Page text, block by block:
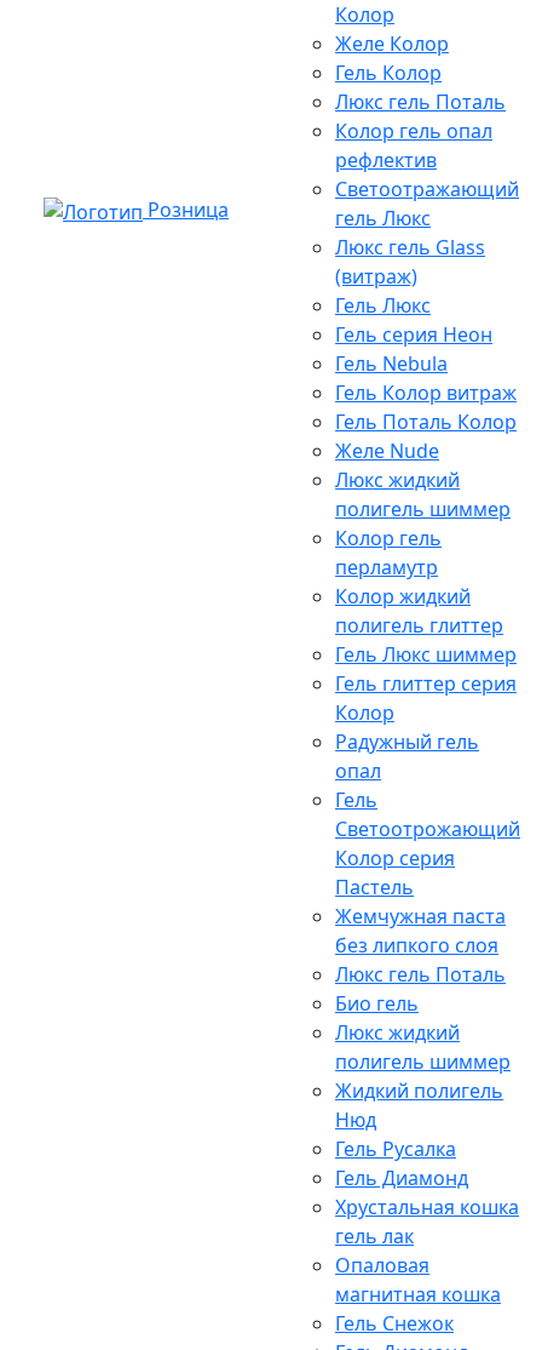
Розница
Колор
Желе Колор
Гель Колор
Люкс гель Поталь
Колор гель опал
рефлектив
Светоотражающий
гель Люкс
Люкс гель Glass
(витраж)
Гель Люкс
Гель серия Неон
Гель Nebula
Гель Колор витраж
Гель Поталь Колор
Желе Nude
Люкс жидкий
полигель шиммер
Колор гель
перламутр
Колор жидкий
полигель глиттер
Гель Люкс шиммер
Гель глиттер серия
Колор
Радужный гель
опал
Гель
Светоотрожающий
Колор серия
Пастель
Жемчужная паста
без липкого слоя
Люкс гель Поталь
Био гель
Люкс жидкий
полигель шиммер
Жидкий полигель
Нюд
Гель Русалка
Гель Диамонд
Хрустальная кошка
гель лак
Опаловая
магнитная кошка
Гель Снежок